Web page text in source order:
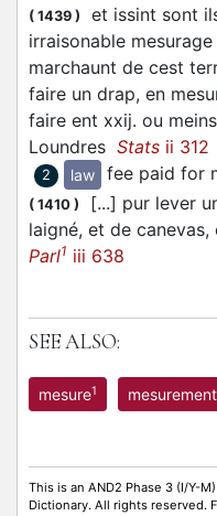
( 1439 )
et issint sont
irraisonable
marchaunt de cest
faire un drap, en
faire ent xxij. ou
Loundres Stats ii 312
2 law fee paid for
( 1410 )
[...] pur lever
laigné, et de
Parl1 iii 638
SEE ALSO:
mesure1 mesurement
This is an AND2 Phase 3 (I/Y-
Dictionary. All rights reserved.